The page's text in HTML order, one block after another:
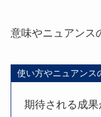
意味やニュアンス
使い方やニュアンス
期待される成果